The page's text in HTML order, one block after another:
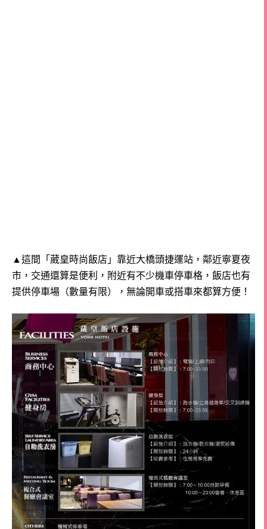
▲這間「葳皇時尚飯店」靠近大橋頭捷運站，鄰近寧夏夜
市，交通還算是便利， 附近有不少機車停車格，飯店也有
提供停車場（數量有限），無論開車或搭車來都算方便！